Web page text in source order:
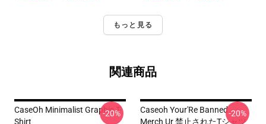
もっと見る
関連商品
CaseOh Minimalist Graphic T-
Shirt
-20%
Caseoh Your'Re Banned
Merch Ur 禁止されたTシャツ
-20%